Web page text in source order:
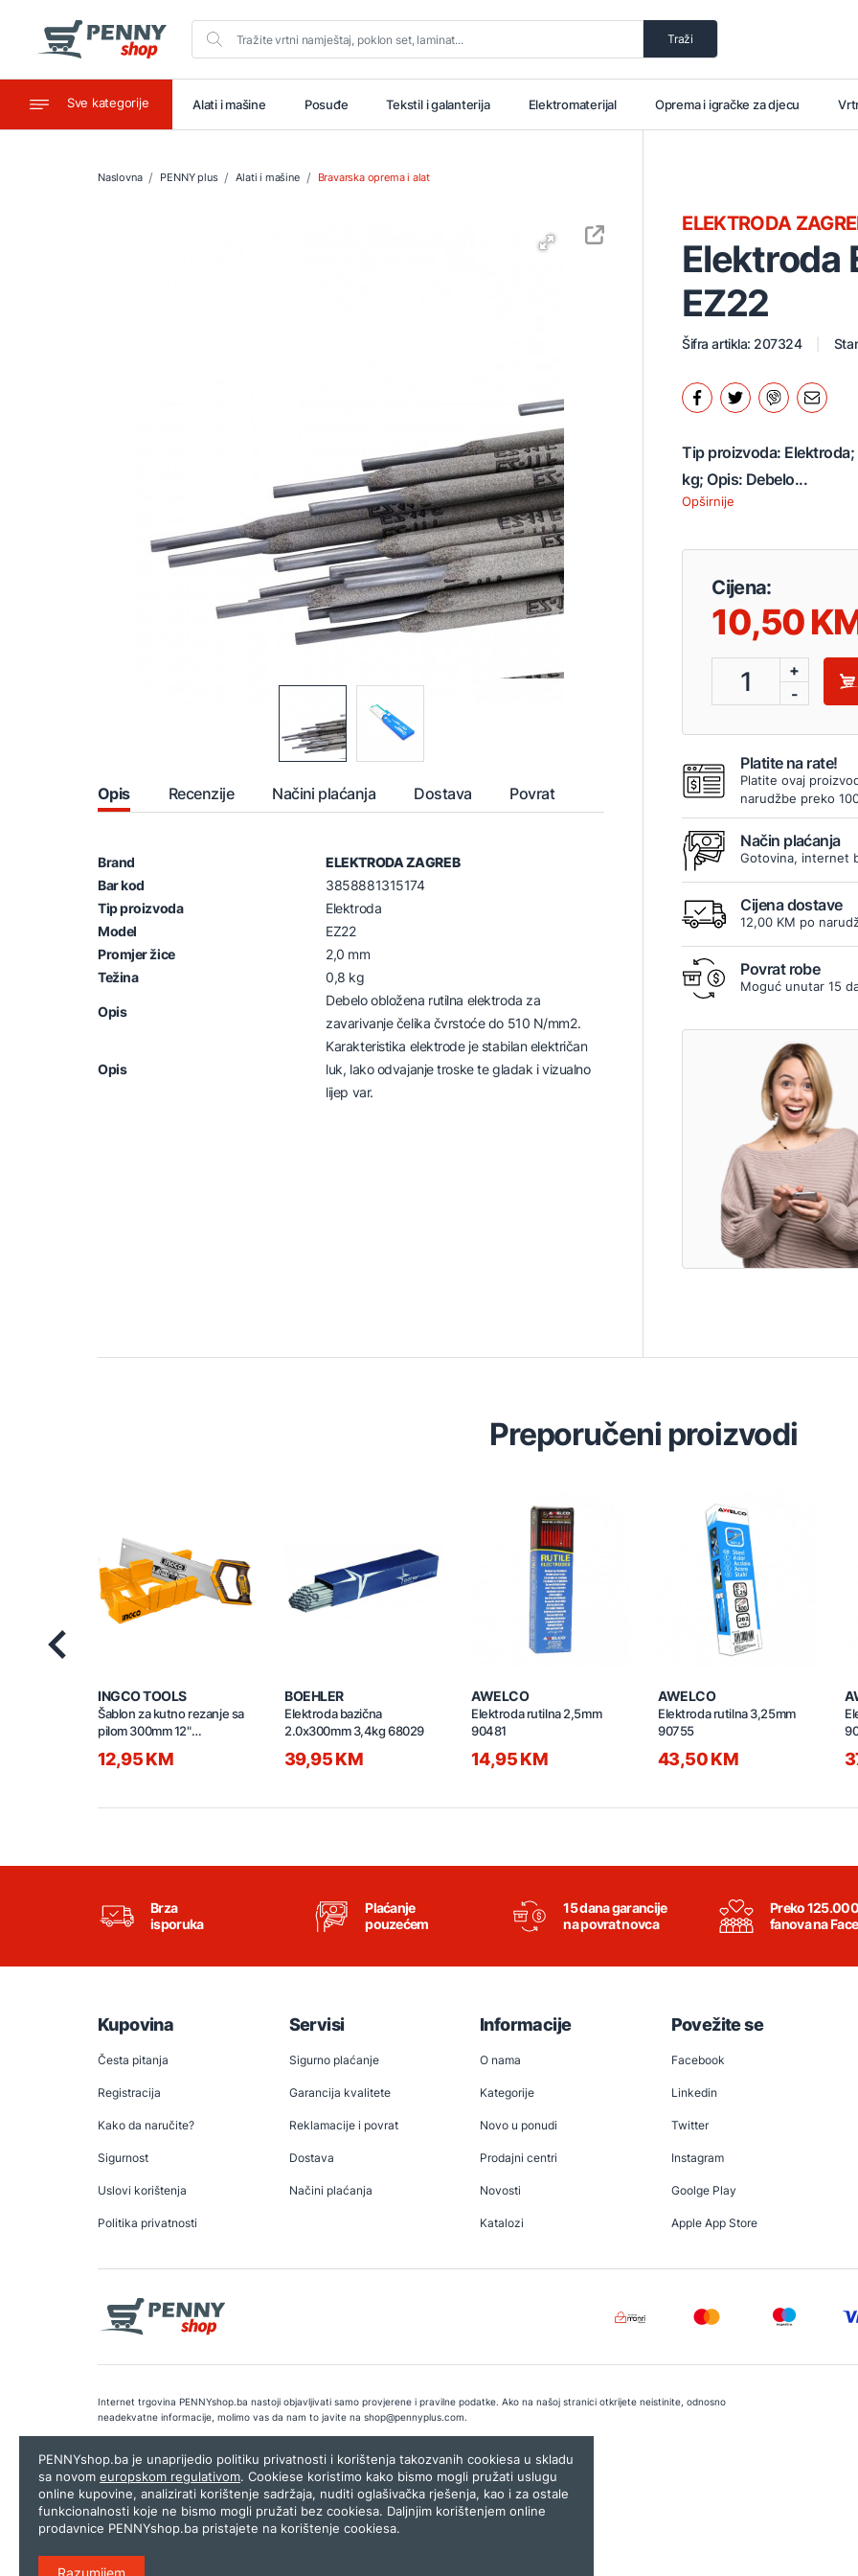
Traži
Sve kategorije
Ugostiteljstvo Alati i mašine Posuđe Tekstil i galanterija Elektromaterijal Oprema i igračke za djecu
Naslovna PENNY plus Alati i mašine Bravarska oprema i alat
Opis Recenzije Načini plaćanja Dostava Povrat
Brand
ELEKTRODA ZAGREB
Bar kod
3858881315174
Tip proizvoda
Elektroda
Model
EZ22
Promjer žice
2,0 mm
Težina
0,8 kg
Opis
Debelo obložena rutilna elektroda za
zavarivanje čelika čvrstoće do 510 N/mm2.
Opis
Karakteristika elektrode je stabilan električan
luk, lako odvajanje troske te gladak i vizualno
lijep var.
Elektroda
EZ22
ELEKTRODA
Šifra artikla: 207324
Tip proizvoda:
kg; Opis: Debelo...
Opširnije
Cijena:
10,50
1
+
-
Platite na rate!
Platite ovaj
narudžbe preko
Način plaćanja
Gotovina, internet
Cijena dostave
12,00 KM po
Povrat robe
Moguć unutar 15
Preporučeni proizvodi
INGCO TOOLS
Šablon za kutno rezanje sa
pilom 300mm 12"
HMBSB30062
12,95 KM
BOEHLER
Elektroda bazična
2.0x300mm 3,4kg 68029
39,95 KM
AWELCO
Elektroda rutilna 2,5mm
90481
14,95 KM
AWELCO
Elektroda rutilna 3,25mm
90755
43,50 KM
Brza
isporuka
Plaćanje
pouzećem
15 dana garancije
na povrat novca
Preko 125.000
fanova na
Kupovina
Česta pitanja
Registracija
Kako da naručite?
Sigurnost
Uslovi korištenja
Politika privatnosti
Servisi
Sigurno plaćanje
Garancija kvalitete
Reklamacije i povrat
Dostava
Načini plaćanja
Informacije
O nama
Kategorije
Novo u ponudi
Prodajni centri
Novosti
Katalozi
Povežite se
Facebook
Linkedin
Twitter
Instagram
Goolge Play
Apple App Store
Internet trgovina PENNYshop.ba nastoji objavljivati samo provjerene i pravilne podatke. Ako na našoj stranici otkrijete neistinite, odnosno
neadekvatne informacije, molimo vas da nam to javite na shop@pennyplus.com.
Copyright © 2026.Penny plus d.o.o. Sarajevo.Dizajn i programiranje:Lampa.ba
PENNYshop.ba je unaprijedio politiku privatnosti i korištenja takozvanih cookiesa u skladu
sa novom europskom regulativom. Cookiese koristimo kako bismo mogli pružati uslugu
online kupovine, analizirati korištenje sadržaja, nuditi oglašivačka rješenja, kao i za ostale
funkcionalnosti koje ne bismo mogli pružati bez cookiesa. Daljnjim korištenjem online
prodavnice PENNYshop.ba pristajete na korištenje cookiesa.
Razumijem